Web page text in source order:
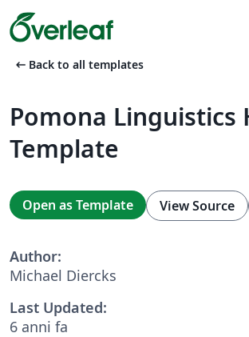
arrow_left_alt Back to all templates
Pomona Linguistics
Template
Open as Template View Source
Author:
Michael Diercks
Last Updated:
6 anni fa